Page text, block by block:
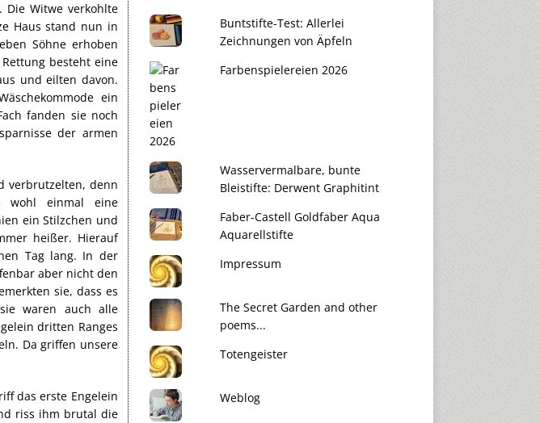
Die Witwe verkohlte
Haus stand nun in
Söhne erhoben
besteht eine
und eilten davon.
ein
fanden sie noch
der armen
verbrutzelten, denn
wohl einmal eine
ein Stilzchen und
heißer. Hierauf
Tag lang. In der
aber nicht den
sie, dass es
waren auch alle
dritten Ranges
Da griffen unsere
das erste Engelein
riss ihm brutal die
Buntstifte-Test: Allerlei
Zeichnungen von Äpfeln
Farbenspielereien 2026
Wasservermalbare, bunte
Bleistifte: Derwent Graphitint
Faber-Castell Goldfaber Aqua
Aquarellstifte
Impressum
The Secret Garden and other
poems...
Totengeister
Weblog